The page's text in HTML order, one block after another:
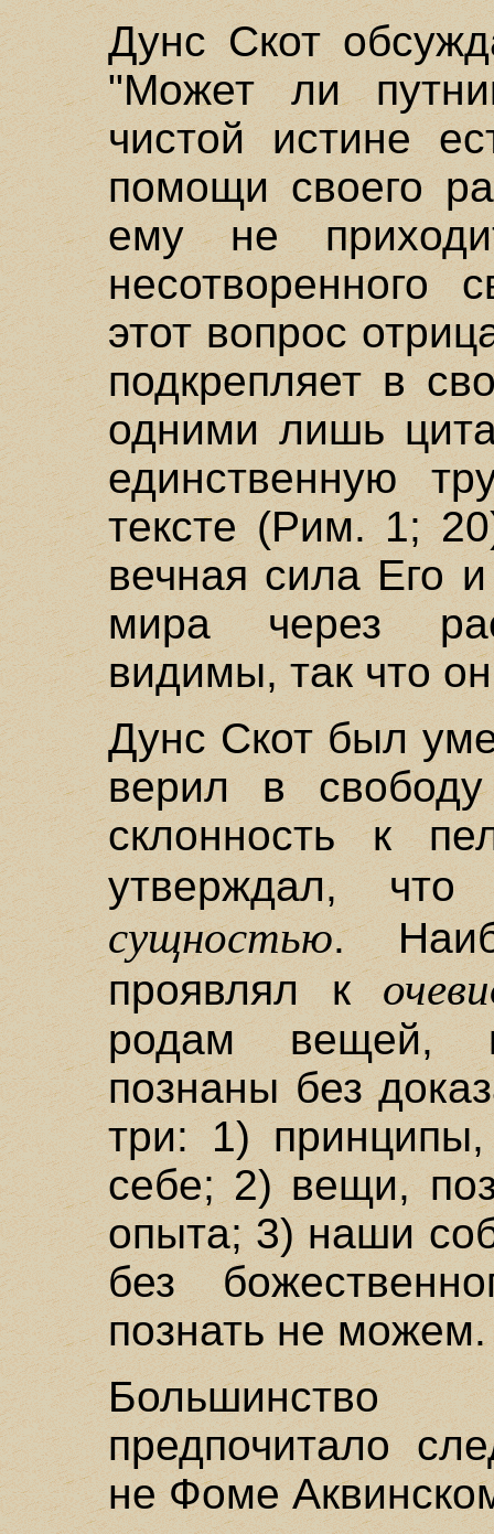
Дунс Скот
"Может ли
чистой истине
помощи своего
ему не
несотворенного
этот вопрос
подкрепляет в
одними лишь
единственную
тексте (Рим. 1;
вечная сила Его
мира через
видимы, так что
Дунс Скот был
верил в
склонность к
утверждал,
сущностью.
проявлял к
родам вещей,
познаны без
три: 1)
себе; 2) вещи,
опыта; 3) наши
без
познать не можем.
предпочитало
не Фоме